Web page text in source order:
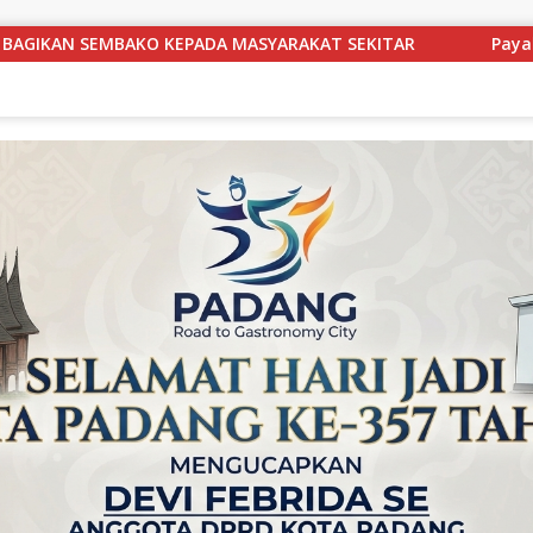
Payakumbuh Selatan Perkuat Gerakan Cegah